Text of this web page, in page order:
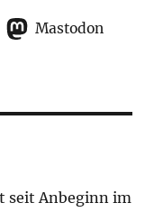
Mastodon
seit Anbeginn im